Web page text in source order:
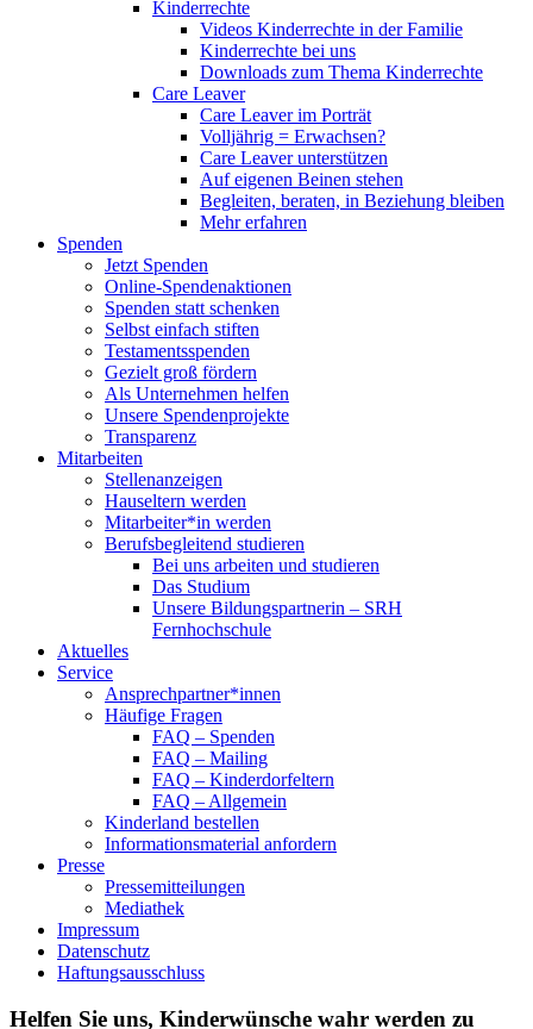
Kinderrechte
Videos Kinderrechte in der Familie
Kinderrechte bei uns
Downloads zum Thema Kinderrechte
Care Leaver
Care Leaver im Porträt
Volljährig = Erwachsen?
Care Leaver unterstützen
Auf eigenen Beinen stehen
Begleiten, beraten, in Beziehung bleiben
Mehr erfahren
Spenden
Jetzt Spenden
Online-Spendenaktionen
Spenden statt schenken
Selbst einfach stiften
Testamentsspenden
Gezielt groß fördern
Als Unternehmen helfen
Unsere Spendenprojekte
Transparenz
Mitarbeiten
Stellenanzeigen
Hauseltern werden
Mitarbeiter*in werden
Berufsbegleitend studieren
Bei uns arbeiten und studieren
Das Studium
Unsere Bildungspartnerin – SRH
Fernhochschule
Aktuelles
Service
Ansprechpartner*innen
Häufige Fragen
FAQ – Spenden
FAQ – Mailing
FAQ – Kinderdorfeltern
FAQ – Allgemein
Kinderland bestellen
Informationsmaterial anfordern
Presse
Pressemitteilungen
Mediathek
Impressum
Datenschutz
Haftungsausschluss
Helfen Sie uns, Kinderwünsche wahr werden zu